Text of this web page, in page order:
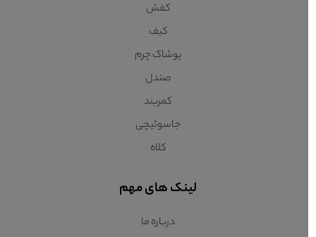
کفش
کیف
پوشاک چرم
صندل
کمربند
جاسوئیچی
کلاه
لینک های مهم
درباره ما